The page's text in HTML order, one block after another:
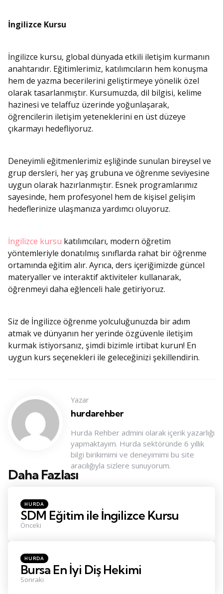
İngilizce Kursu
İngilizce kursu, global dünyada etkili iletişim kurmanın
anahtarıdır. Eğitimlerimiz, katılımcıların hem konuşma
hem de yazma becerilerini geliştirmeye yönelik özel
olarak tasarlanmıştır. Kursumuzda, dil bilgisi, kelime
hazinesi ve telaffuz üzerinde yoğunlaşarak,
öğrencilerin iletişim yeteneklerini en üst düzeye
çıkarmayı hedefliyoruz.
Deneyimli eğitmenlerimiz eşliğinde sunulan bireysel ve
grup dersleri, her yaş grubuna ve öğrenme seviyesine
uygun olarak hazırlanmıştır. Esnek programlarımız
sayesinde, hem profesyonel hem de kişisel gelişim
hedeflerinize ulaşmanıza yardımcı oluyoruz.
İngilizce kursu katılımcıları, modern öğretim
yöntemleriyle donatılmış sınıflarda rahat bir öğrenme
ortamında eğitim alır. Ayrıca, ders içeriğimizde güncel
materyaller ve interaktif aktiviteler kullanarak,
öğrenmeyi daha eğlenceli hale getiriyoruz.
Siz de İngilizce öğrenme yolculuğunuzda bir adım
atmak ve dünyanın her yerinde özgüvenle iletişim
kurmak istiyorsanız, şimdi bizimle irtibat kurun! En
uygun kurs seçenekleri ile geleceğinizi şekillendirin.
Yazar
hurdarehber
Hurda Rehber admini olarak içerik yazarlığı
yapmaktayım. Hurda sektöründe 6 yıllık
bilgi birikimimi ve deneyimimi bu site
aracılığıyla sizlere sunuyorum.
Daha Fazlası
Konu
Posted
in
HURDA
SDM Eğitim ile İngilizce Kursu
Önceki
Posted
in
HURDA
Bursa En İyi Diş Hekimi
Sonraki